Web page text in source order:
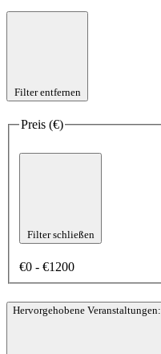
Filter entfernen
Preis (€)
Filter schließen
€0 - €1200
Hervorgehobene Veranstaltungen: